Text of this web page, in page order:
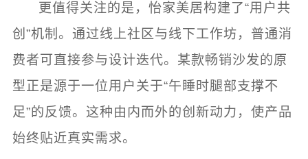
更值得关注的是，怡家美居构建了“用户共
创”机制。通过线上社区与线下工作坊，普通消
费者可直接参与设计迭代。某款畅销沙发的原
型正是源于一位用户关于“午睡时腿部支撑不
足”的反馈。这种由内而外的创新动力，使产品
始终贴近真实需求。